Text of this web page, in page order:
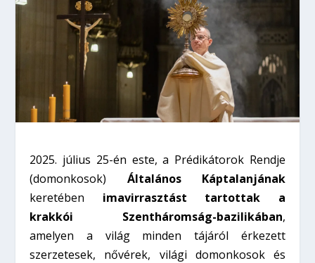
2025. július 25-én este, a Prédikátorok Rendje
(domonkosok) Általános Káptalanjának
keretében imavirrasztást tartottak a
krakkói Szentháromság-bazilikában,
amelyen a világ minden tájáról érkezett
szerzetesek, nővérek, világi domonkosok és